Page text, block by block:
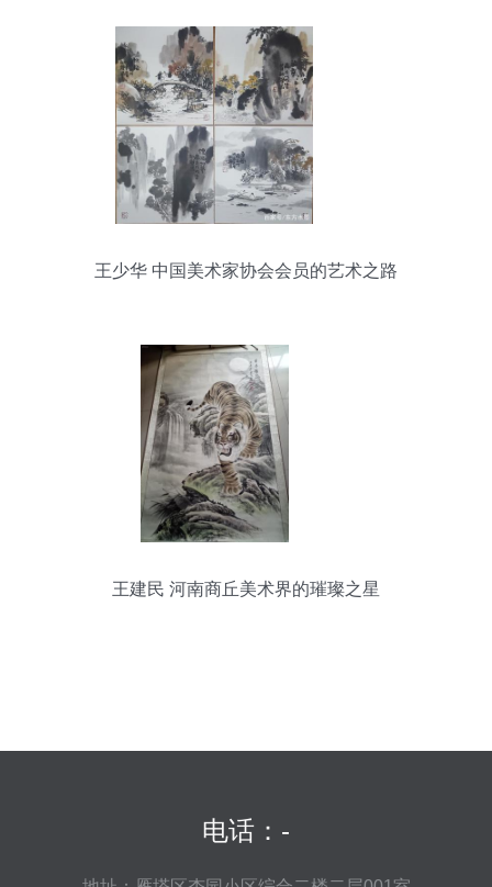
王少华 中国美术家协会会员的艺术之路
王建民 河南商丘美术界的璀璨之星
电话：-